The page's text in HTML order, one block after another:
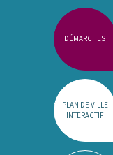
DÉMARCHES
PLAN DE VILLE
INTERACTIF